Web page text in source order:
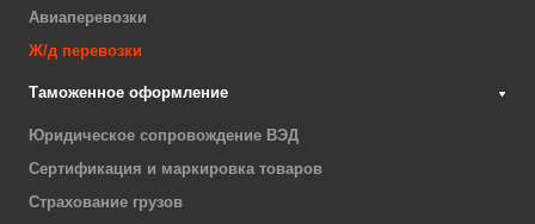
Авиаперевозки
Ж/д перевозки
Таможенное оформление
Юридическое сопровождение ВЭД
Сертификация и маркировка товаров
Страхование грузов